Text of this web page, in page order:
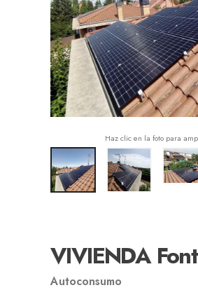
Haz clic en la foto para
VIVIENDA
Autoconsumo